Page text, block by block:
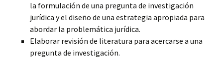
la formulación de una pregunta de investigación
jurídica y el diseño de una estrategia apropiada para
abordar la problemática jurídica.
Elaborar revisión de literatura para acercarse a una
pregunta de investigación.